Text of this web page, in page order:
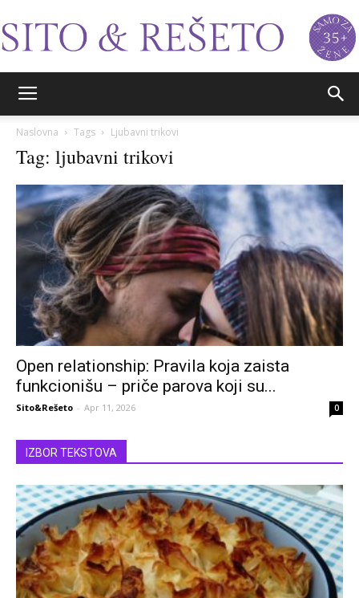
Naslovna Tags Ljubavni trikovi
Tag: ljubavni trikovi
Open relationship: Pravila koja zaista
funkcionišu – priče parova koji su...
Sito&Rešeto - Apr 11, 2026 0
IZBOR TEKSTOVA